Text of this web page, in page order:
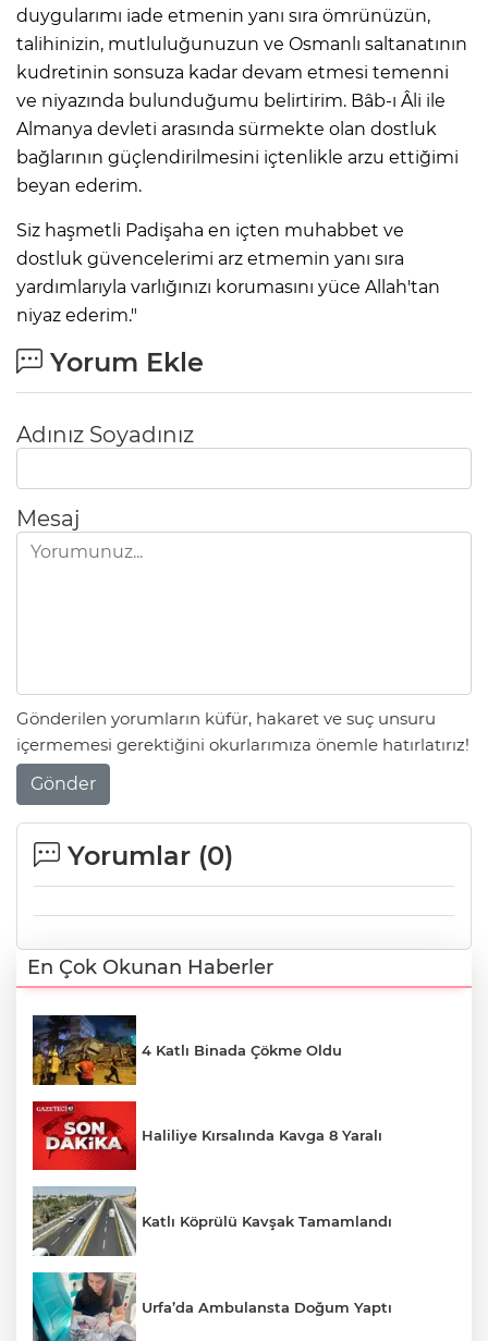
duygularımı iade etmenin yanı sıra ömrünüzün,
talihinizin, mutluluğunuzun ve Osmanlı saltanatının
kudretinin sonsuza kadar devam etmesi temenni
ve niyazında bulunduğumu belirtirim. Bâb-ı Âli ile
Almanya devleti arasında sürmekte olan dostluk
bağlarının güçlendirilmesini içtenlikle arzu ettiğimi
beyan ederim.
Siz haşmetli Padişaha en içten muhabbet ve
dostluk güvencelerimi arz etmemin yanı sıra
yardımlarıyla varlığınızı korumasını yüce Allah'tan
niyaz ederim."
Yorum Ekle
Adınız Soyadınız
Mesaj
Gönderilen yorumların küfür, hakaret ve suç unsuru
içermemesi gerektiğini okurlarımıza önemle hatırlatırız!
Gönder
Yorumlar (0)
En Çok Okunan Haberler
4 Katlı Binada Çökme Oldu
Haliliye Kırsalında Kavga 8 Yaralı
Katlı Köprülü Kavşak Tamamlandı
Urfa’da Ambulansta Doğum Yaptı